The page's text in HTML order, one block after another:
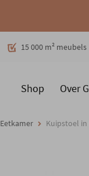
15 000 m² meubels
Shop Over
Cadeaubon
Eetkamer Kuipstoel